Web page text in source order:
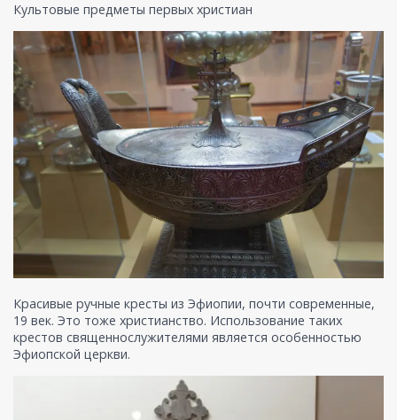
Культовые предметы первых христиан
Красивые ручные кресты из Эфиопии, почти современные,
19 век. Это тоже христианство. Использование таких
крестов священнослужителями является особенностью
Эфиопской церкви.